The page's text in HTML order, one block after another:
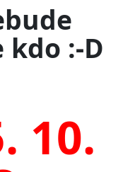
kdo :-D
10.